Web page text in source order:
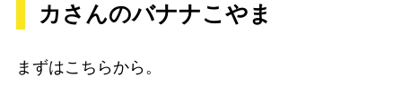
カさんのバナナこやま
まずはこちらから。